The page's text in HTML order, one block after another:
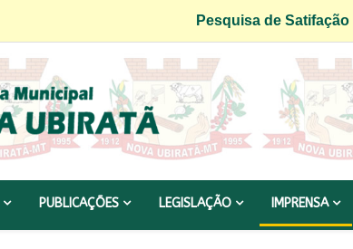
Pesquisa de Satifação|
PUBLICAÇÕES LEGISLAÇÃO IMPRENSA